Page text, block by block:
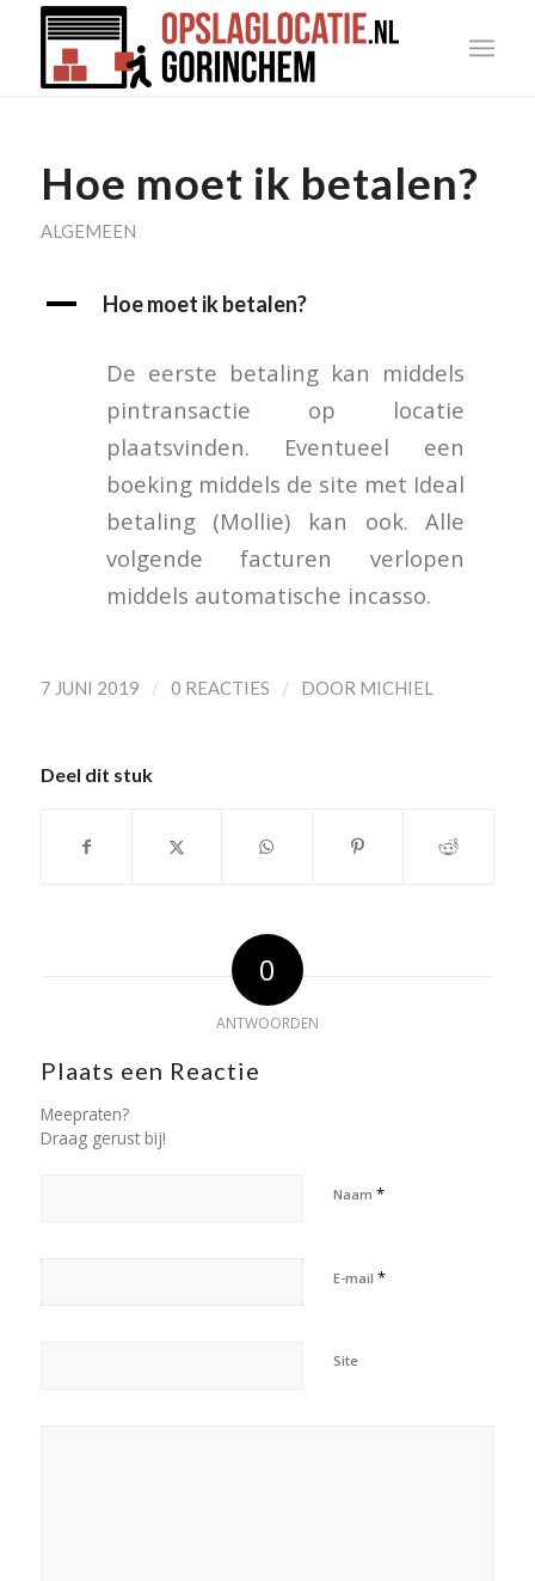
Hoe moet ik betalen?
ALGEMEEN
A Hoe moet ik betalen?
De eerste betaling kan middels
pintransactie op locatie
plaatsvinden. Eventueel een
boeking middels de site met Ideal
betaling (Mollie) kan ook. Alle
volgende facturen verlopen
middels automatische incasso.
7 JUNI 2019 / 0 REACTIES / DOOR MICHIEL
Deel dit stuk
0
ANTWOORDEN
Plaats een Reactie
Meepraten?
Draag gerust bij!
Naam *
E-mail *
Site